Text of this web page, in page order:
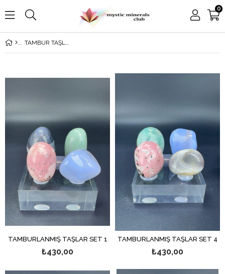
0
TAMBUR TAŞLAR
TAMBURLANMIŞ TAŞLAR SET 1
₺430,00
TAMBURLANMIŞ TAŞLAR SET 4
₺430,00